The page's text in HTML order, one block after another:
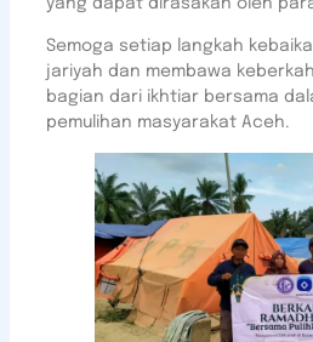
yang dapat dirasakan oleh
Semoga setiap langkah
jariyah dan membawa
bagian dari ikhtiar bersama
pemulihan masyarakat Aceh.